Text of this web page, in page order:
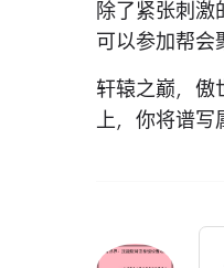
除了紧张刺激
可以参加帮会
轩辕之巅，傲
上，你将谱写